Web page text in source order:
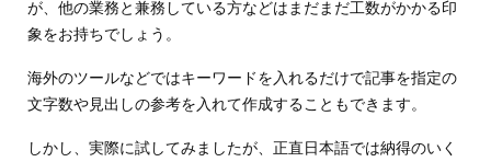
が、他の業務と兼務している方などはまだまだ工数がかかる印
象をお持ちでしょう。
海外のツールなどではキーワードを入れるだけで記事を指定の
文字数や見出しの参考を入れて作成することもできます。
しかし、実際に試してみましたが、正直日本語では納得のいく